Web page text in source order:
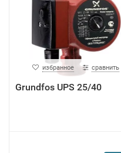
избранное сравнить
Grundfos UPS 25/40